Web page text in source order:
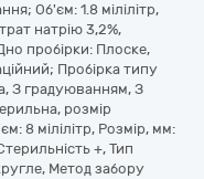
Об'єм: 1.8 мілілітр,
натрію 3,2%,
пробірки: Плоске,
Пробірка типу
З градуюванням, З
розмір
8 мілілітр, Розмір, мм:
+, Тип
Метод забору